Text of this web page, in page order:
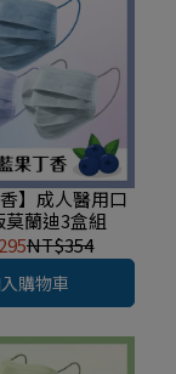
香】成人醫用口
版莫蘭迪3盒組
NT$354
購物車